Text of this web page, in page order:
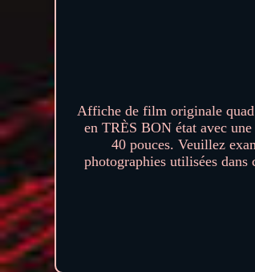
Affiche de film originale
en TRÈS BON état avec
40 pouces. Veuillez
photographies utilisées